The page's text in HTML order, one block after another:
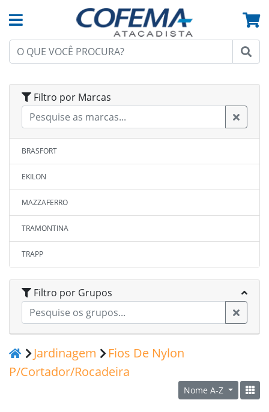
Filtro por Marcas
BRASFORT
EKILON
MAZZAFERRO
TRAMONTINA
TRAPP
Filtro por Grupos
Jardinagem
Fios De Nylon
P/Cortador/Rocadeira
Nome A-Z